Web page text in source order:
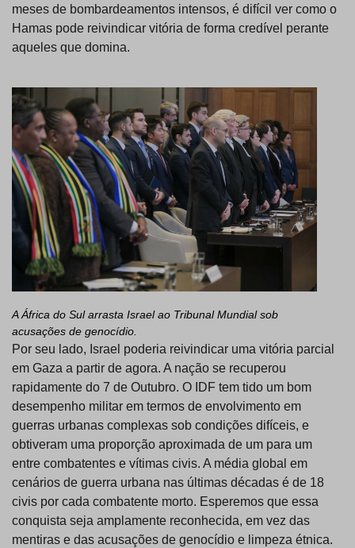
meses de bombardeamentos intensos, é difícil ver como o
Hamas pode reivindicar vitória de forma credível perante
aqueles que domina.
A África do Sul arrasta Israel ao Tribunal Mundial sob
acusações de genocídio.
Por seu lado, Israel poderia reivindicar uma vitória parcial
em Gaza a partir de agora. A nação se recuperou
rapidamente do 7 de Outubro. O IDF tem tido um bom
desempenho militar em termos de envolvimento em
guerras urbanas complexas sob condições difíceis, e
obtiveram uma proporção aproximada de um para um
entre combatentes e vítimas civis. A média global em
cenários de guerra urbana nas últimas décadas é de 18
civis por cada combatente morto. Esperemos que essa
conquista seja amplamente reconhecida, em vez das
mentiras e das acusações de genocídio e limpeza étnica.